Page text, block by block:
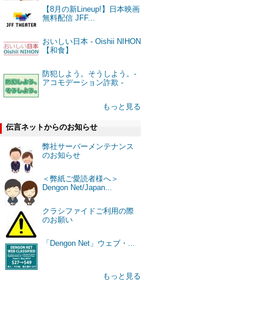
【8月の新Lineup!】日本映画
無料配信 JFF...
おいしい日本 - Oishii NIHON
【和食】
防犯しよう。そうしよう。-
アコモデーション詐欺 -
もっと見る
伝言ネットからのお知らせ
弊社サーバーメンテナンス
のお知らせ
＜弊紙ご愛読者様へ＞
Dengon Net/Japan...
クラシファイドご利用の際
のお願い
「Dengon Net」ウェブ・...
もっと見る